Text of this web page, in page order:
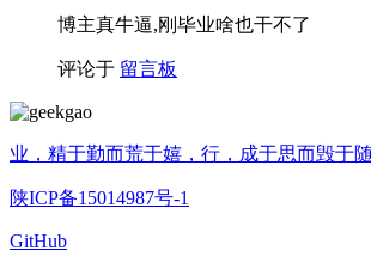
博主真牛逼,刚毕业啥也干不了
评论于 留言板
业，精于勤而荒于嬉，行，成于思而毁于随
陕ICP备15014987号-1
GitHub